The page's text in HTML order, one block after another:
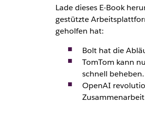
Lade dieses E-Book
gestützte
geholfen hat:
Bolt hat die
TomTom kann
schnell beheben.
OpenAI